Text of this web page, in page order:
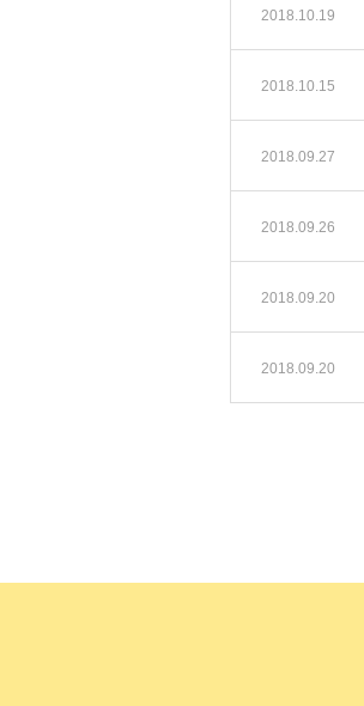
2018.10.19
2018.10.15
2018.09.27
2018.09.26
2018.09.20
2018.09.20